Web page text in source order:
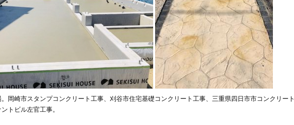
岡崎市スタンプコンクリート工事、刈谷市住宅基礎コンクリート工事、三重県四日市市コンクリート
トビル左官工事。